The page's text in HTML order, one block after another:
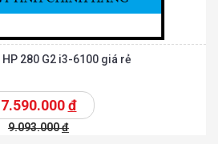
HP 280 G2 i3-6100 giá rẻ
7.590.000đ
9.093.000đ